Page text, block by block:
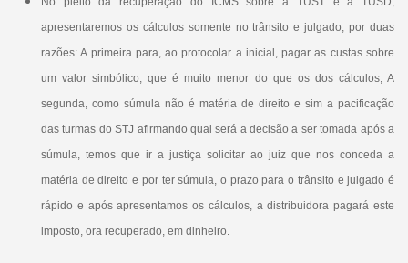
apresentaremos os cálculos somente no trânsito e julgado, por duas
razões:A primeira para, ao protocolar a inicial, pagar as custas sobre
um valor simbólico, que é muito menor do que os dos cálculos;A
segunda, como súmula não é matéria de direito e sim a pacificação
das turmas do STJ afirmando qual será a decisão a ser tomada após a
súmula, temos que ir a justiça solicitar ao juiz que nos conceda a
matéria de direito e por ter súmula, o prazo para o trânsito e julgado é
rápido e após apresentamos os cálculos, a distribuidora pagará este
imposto, ora recuperado, em dinheiro.